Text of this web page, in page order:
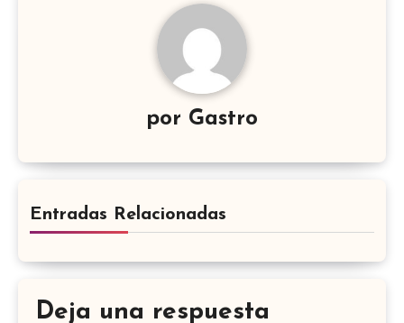
por Gastro
Entradas Relacionadas
Deja una respuesta